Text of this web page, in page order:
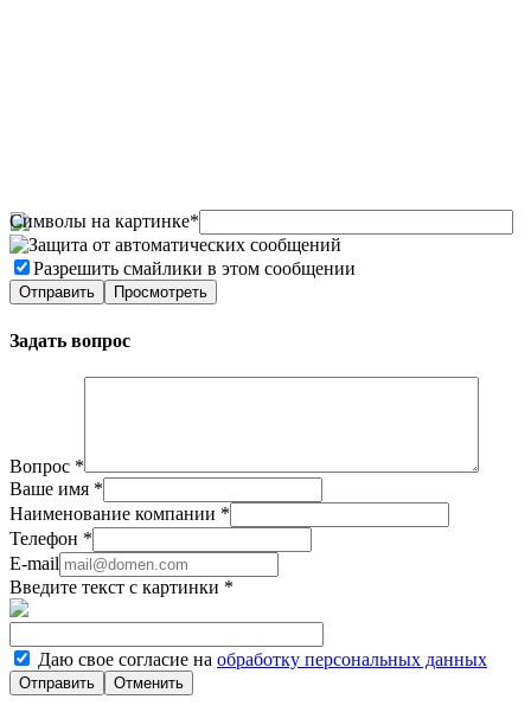
Символы на картинке*
Разрешить смайлики в этом сообщении
Задать вопрос
Вопрос *
Ваше имя *
Наименование компании *
Телефон *
E-mail
Введите текст с картинки *
Даю свое согласие на обработку персональных данных
Отменить